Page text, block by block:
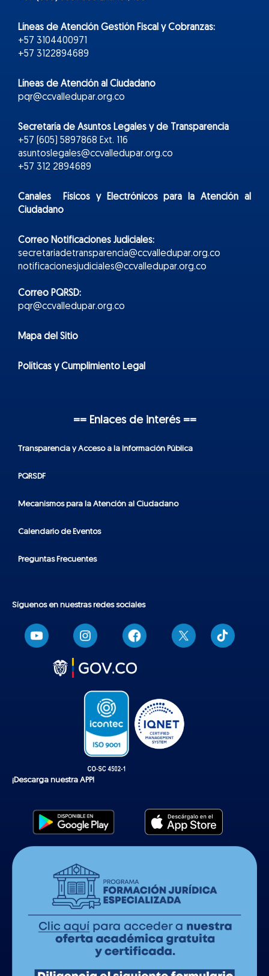
Líneas de Atención Gestión Fiscal y Cobranzas:
+57 3104400971
+57 3122894689
Líneas de Atención al Ciudadano
pqr@ccvalledupar.org.co
Secretaría de Asuntos Legales y de Transparencia
+57 (605) 5897868 Ext. 116
asuntoslegales@ccvalledupar.org.co
+57 312 2894689
Canales Físicos yElectrónicospara la Atención al
Ciudadano
Correo Notificaciones Judiciales:
secretariadetransparencia@ccvalledupar.org.co
notificacionesjudiciales@ccvalledupar.org.co
Correo PQRSD:
pqr@ccvalledupar.org.co
Mapa del Sitio
Políticas y Cumplimiento Legal
== Enlaces de interés ==
Transparencia y Acceso a la Información Pública
PQRSDF
Mecanismos para la Atención al Ciudadano
Calendario de Eventos
Preguntas Frecuentes
Síguenos en nuestras redes sociales
T
i
k
¡Descarga nuestra APP!